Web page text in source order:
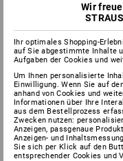
Wir
Ihr optimales Shopping-
auf Sie abgestimmte Inhalte
Aufgaben der Cookies und
Um Ihnen personalisierte
Einwilligung. Wenn Sie auf
anhand von Cookies und
Informationen über Ihre
aus dem Bestellprozess
Zwecken nutzen:
Anzeigen, passgenaue
Anzeigen- und
Sie sich per Klick auf den
entsprechender Cookies und